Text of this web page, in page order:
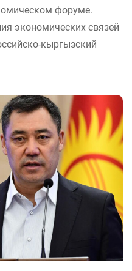
форуме.
экономических связей
кыргызский